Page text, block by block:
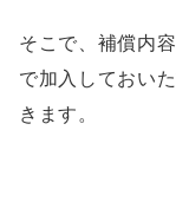
そこで、補償内
で加入しておい
きます。